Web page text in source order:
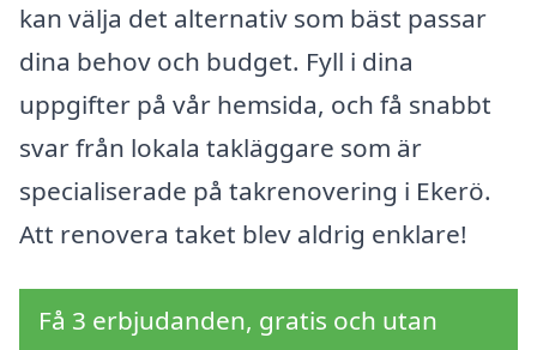
kan välja det alternativ som bäst passar
dina behov och budget. Fyll i dina
uppgifter på vår hemsida, och få snabbt
svar från lokala takläggare som är
specialiserade på takrenovering i Ekerö.
Att renovera taket blev aldrig enklare!
Få 3 erbjudanden, gratis och utan